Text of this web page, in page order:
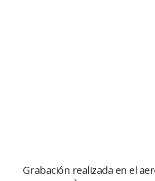
Grabación realizada en el